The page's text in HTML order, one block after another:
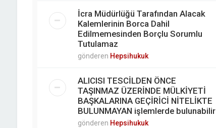
İcra Müdürlüğü Tarafından Alacak
Kalemlerinin Borca Dahil
Edilmemesinden Borçlu Sorumlu
Tutulamaz
gönderen Hepsihukuk
ALICISI TESCİLDEN ÖNCE
TAŞINMAZ ÜZERİNDE MÜLKİYETİ
BAŞKALARINA GEÇİRİCİ NİTELİKTE
BULUNMAYAN işlemlerde bulunabilir
gönderen Hepsihukuk